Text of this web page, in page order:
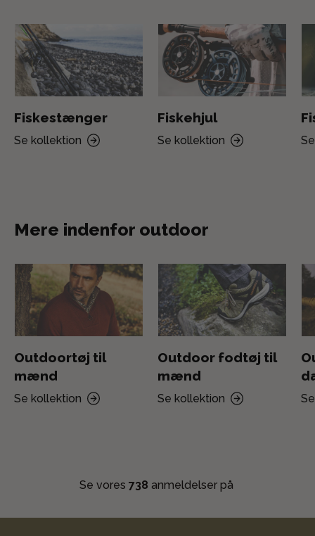
Fiskestænger
Se kollektion
Fiskehjul
Se kollektion
Mere indenfor outdoor
Outdoortøj til
mænd
Se kollektion
Outdoor fodtøj til
mænd
Se kollektion
Se vores 738 anmeldelser på